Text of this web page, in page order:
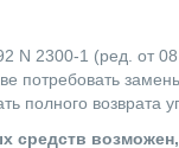
N 2300-1 (ред. от
потребовать
полного
средств